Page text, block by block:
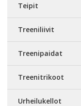
Teipit
Treeniliivit
Treenipaidat
Treenitrikoot
Urheilukellot